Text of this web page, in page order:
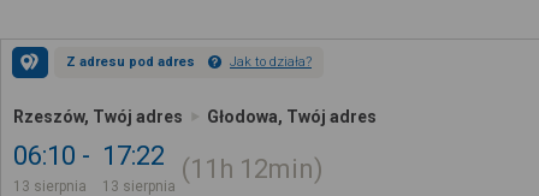
Z adresu pod adres Jak to działa?
Rzeszów, Twój adres Głodowa, Twój adres
06:10
13 sierpnia
17:22
13 sierpnia
11h 12min